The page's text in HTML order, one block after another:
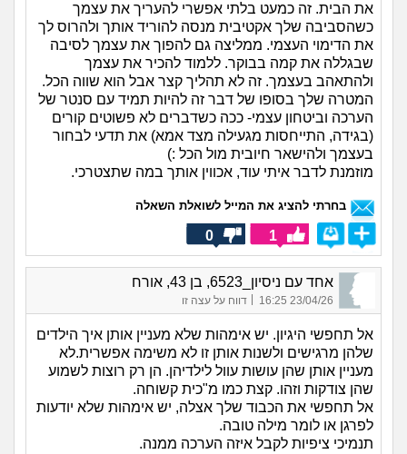
את הבית. זה כמעט בלתי אפשרי להעריך את עצמך
כשהסביבה שלך אקטיבית מנסה להוריד אותך ולהרוס לך
את הדימוי העצמי. ממליצה גם להפוך את עצמך לסיבה
שבגללה את קמה בבוקר. ללמוד להכיר את עצמך
ולהתאהב בעצמך. זה לא תהליך קצר אבל הוא שווה הכל.
המטרה שלך בסופו של דבר זה להיות תמיד עם סנטר של
הערכה וביטחון עצמי- ככה כשדברים לא פשוטים קורים
(בגידה, התייחסות מגעילה מצד אמא) את תדעי לבחור
בעצמך ולהישאר חיובית מול הכל :)
מוזמנת לדבר איתי עוד, אכווין אותך במה שתצטרכי.
בחרתי להציג את המייל לשואלת השאלה
1
0
אחד עם ניסיון_6523, בן 43, אורח
23/04/26 16:25 דווח על עצה זו
אל תחפשי היגיון. יש אימהות שלא מעניין אותן איך הילדים
שלהן מרגישים ולשנות אותן זו לא משימה אפשרית.לא
מעניין אותן שהן עושות עוול לילדיהן. הן רק רוצות לשמוע
שהן צודקות וזהו. קצת כמו מ"כית קשוחה.
אל תחפשי את הכבוד שלך אצלה, יש אימהות שלא יודעות
לפרגן או לומר מילה טובה.
תנמיכי ציפיות לקבל איזה הערכה ממנה.